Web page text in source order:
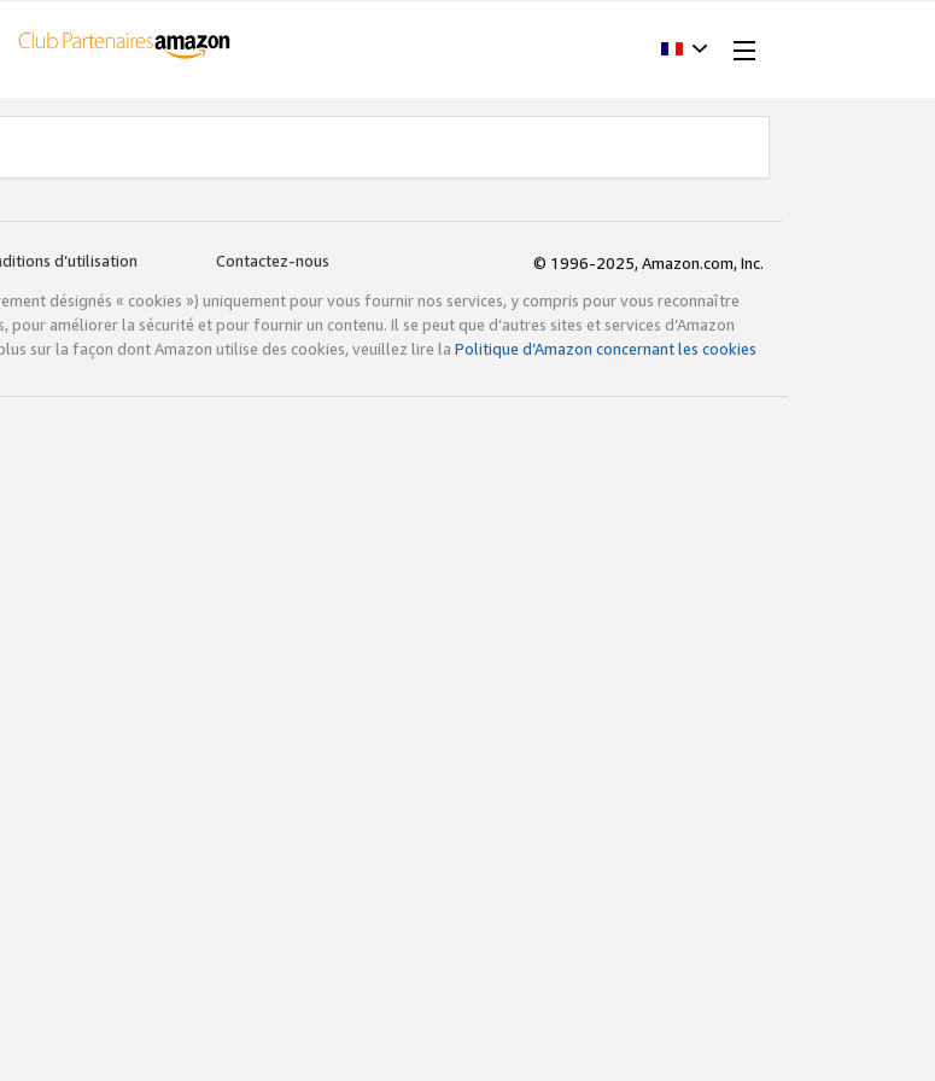
d’utilisation Contactez-nous
© 1996-2025, Amazon.com, Inc.
désignés « cookies ») uniquement pour vous fournir nos services, y compris pour vous reconnaître
améliorer la sécurité et pour fournir un contenu. Il se peut que d’autres sites et services d’Amazon
sur la façon dont Amazon utilise des cookies, veuillez lire la Politique d’Amazon concernant les cookies